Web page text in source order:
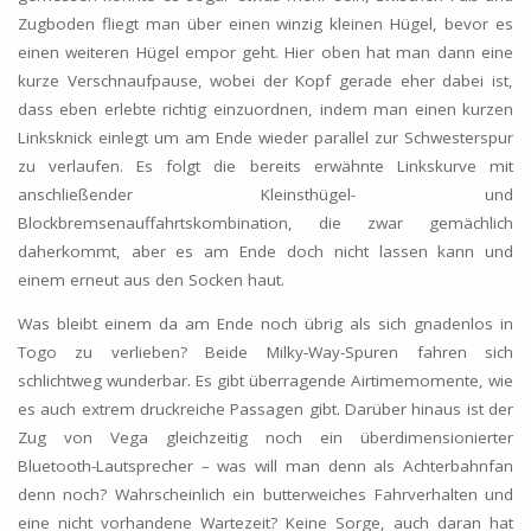
Zugboden fliegt man über einen winzig kleinen Hügel, bevor es
einen weiteren Hügel empor geht. Hier oben hat man dann eine
kurze Verschnaufpause, wobei der Kopf gerade eher dabei ist,
dass eben erlebte richtig einzuordnen, indem man einen kurzen
Linksknick einlegt um am Ende wieder parallel zur Schwesterspur
zu verlaufen. Es folgt die bereits erwähnte Linkskurve mit
anschließender Kleinsthügel- und
Blockbremsenauffahrtskombination, die zwar gemächlich
daherkommt, aber es am Ende doch nicht lassen kann und
einem erneut aus den Socken haut.
Was bleibt einem da am Ende noch übrig als sich gnadenlos in
Togo zu verlieben? Beide Milky-Way-Spuren fahren sich
schlichtweg wunderbar. Es gibt überragende Airtimemomente, wie
es auch extrem druckreiche Passagen gibt. Darüber hinaus ist der
Zug von Vega gleichzeitig noch ein überdimensionierter
Bluetooth-Lautsprecher – was will man denn als Achterbahnfan
denn noch? Wahrscheinlich ein butterweiches Fahrverhalten und
eine nicht vorhandene Wartezeit? Keine Sorge, auch daran hat